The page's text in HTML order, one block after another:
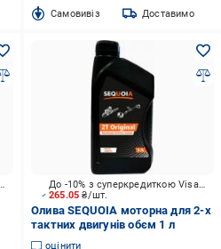
Cамовивіз Доставимо
265.05₴/шт.
До -10% з суперкредиткою Visa Вигода
Олива SEQUOIA моторна для 2-х
тактних двигунів обєм 1 л
оцінити